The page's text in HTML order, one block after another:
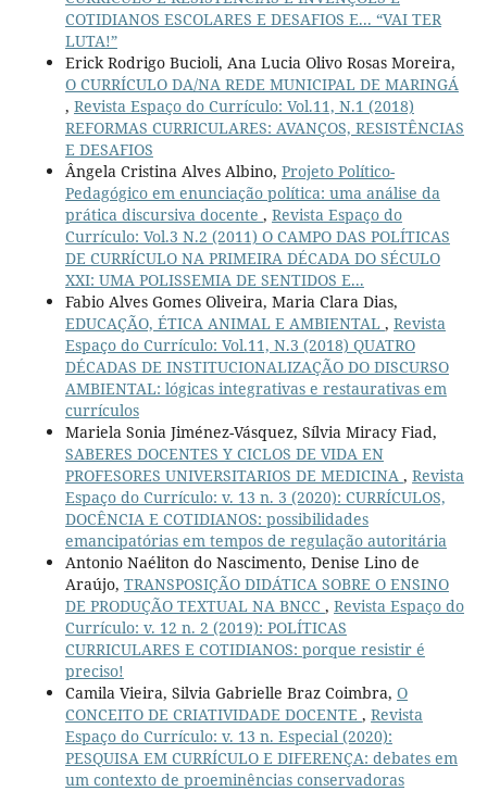
COTIDIANOS ESCOLARES E DESAFIOS E... “VAI TER
LUTA!”
Erick Rodrigo Bucioli, Ana Lucia Olivo Rosas Moreira,
O CURRÍCULO DA/NA REDE MUNICIPAL DE MARINGÁ
, Revista Espaço do Currículo: Vol.11, N.1 (2018)
REFORMAS CURRICULARES: AVANÇOS, RESISTÊNCIAS
E DESAFIOS
Ângela Cristina Alves Albino, Projeto Político-
Pedagógico em enunciação política: uma análise da
prática discursiva docente , Revista Espaço do
Currículo: Vol.3 N.2 (2011) O CAMPO DAS POLÍTICAS
DE CURRÍCULO NA PRIMEIRA DÉCADA DO SÉCULO
XXI: UMA POLISSEMIA DE SENTIDOS E...
Fabio Alves Gomes Oliveira, Maria Clara Dias,
EDUCAÇÃO, ÉTICA ANIMAL E AMBIENTAL , Revista
Espaço do Currículo: Vol.11, N.3 (2018) QUATRO
DÉCADAS DE INSTITUCIONALIZAÇÃO DO DISCURSO
AMBIENTAL: lógicas integrativas e restaurativas em
currículos
Mariela Sonia Jiménez-Vásquez, Sílvia Miracy Fiad,
SABERES DOCENTES Y CICLOS DE VIDA EN
PROFESORES UNIVERSITARIOS DE MEDICINA , Revista
Espaço do Currículo: v. 13 n. 3 (2020): CURRÍCULOS,
DOCÊNCIA E COTIDIANOS: possibilidades
emancipatórias em tempos de regulação autoritária
Antonio Naéliton do Nascimento, Denise Lino de
Araújo, TRANSPOSIÇÃO DIDÁTICA SOBRE O ENSINO
DE PRODUÇÃO TEXTUAL NA BNCC , Revista Espaço do
Currículo: v. 12 n. 2 (2019): POLÍTICAS
CURRICULARES E COTIDIANOS: porque resistir é
preciso!
Camila Vieira, Silvia Gabrielle Braz Coimbra, O
CONCEITO DE CRIATIVIDADE DOCENTE , Revista
Espaço do Currículo: v. 13 n. Especial (2020):
PESQUISA EM CURRÍCULO E DIFERENÇA: debates em
um contexto de proeminências conservadoras